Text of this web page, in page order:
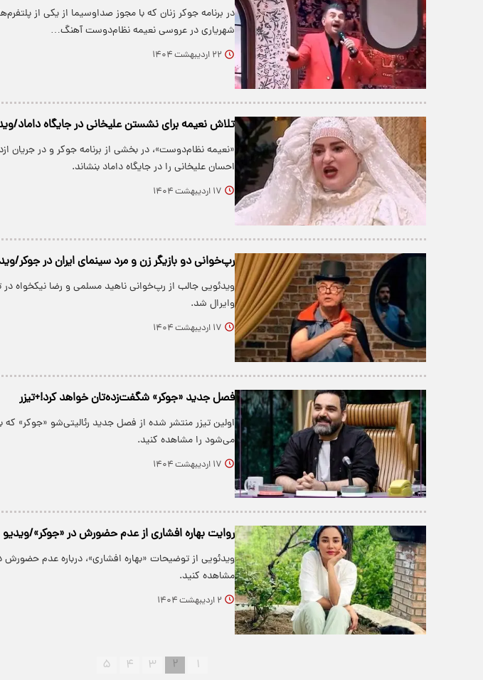
در برنامه جوکر زنان که با مجوز صداوسیما از یکی از
شهریاری در عروسی نعیمه نظام‌دوست آهنگ…
۲۲ اردیبهشت ۱۴۰۴
تلاش نعیمه برای نشستن علیخانی در جایگاه داماد/
«نعیمه نظام‌دوست»، در بخشی از برنامه جوکر و در جریان
احسان علیخانی را در جایگاه داماد بنشاند.
۱۷ اردیبهشت ۱۴۰۴
رپ‌خوانی دو بازیگر زن و مرد سینمای ایران در جوکر/
ویدئویی جالب از رپ‌خوانی ناهید مسلمی و رضا نیکخواه
وایرال شد.
۱۷ اردیبهشت ۱۴۰۴
فصل جدید «جوکر» شگفت‌زده‌تان خواهد کرد!+تیزر
​اولین تیزر منتشر شده از فصل جدید رئالیتی‌شو «جوکر» که
می‌شود را مشاهده کنید.
۱۷ اردیبهشت ۱۴۰۴
روایت بهاره افشاری از عدم حضورش در «جوکر»/ویدیو
ویدئویی از توضیحات «بهاره افشاری»، درباره عدم حضورش
مشاهده کنید.
۲ اردیبهشت ۱۴۰۴
۱ ۲ ۳ ۴ ۵